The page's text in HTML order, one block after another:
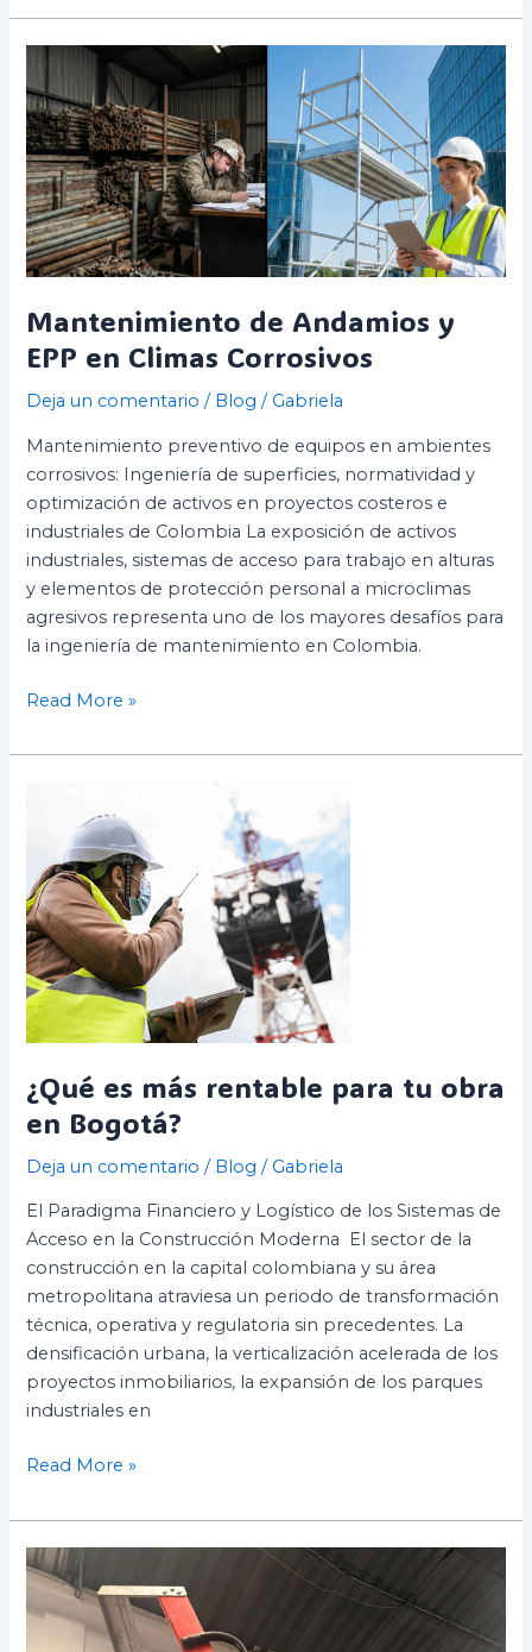
Mantenimiento de Andamios y
EPP en Climas Corrosivos
Deja un comentario / Blog / Gabriela
Mantenimiento preventivo de equipos en ambientes
corrosivos: Ingeniería de superficies, normatividad y
optimización de activos en proyectos costeros e
industriales de Colombia La exposición de activos
industriales, sistemas de acceso para trabajo en alturas
y elementos de protección personal a microclimas
agresivos representa uno de los mayores desafíos para
la ingeniería de mantenimiento en Colombia.
Mantenimiento
de
Andamios
y
EPP
en
Climas
Corrosivos
Read More »
¿Qué es más rentable para tu obra
en Bogotá?
Deja un comentario / Blog / Gabriela
El Paradigma Financiero y Logístico de los Sistemas de
Acceso en la Construcción Moderna El sector de la
construcción en la capital colombiana y su área
metropolitana atraviesa un periodo de transformación
técnica, operativa y regulatoria sin precedentes. La
densificación urbana, la verticalización acelerada de los
proyectos inmobiliarios, la expansión de los parques
industriales en
rentable
para
tu
obra
en
Bogotá?
Read More »
Inspección
Escaleras